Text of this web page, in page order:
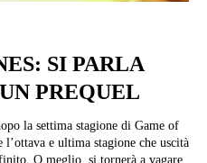
SI PARLA
PREQUEL
la settima stagione di Game of
l’ottava e ultima stagione che uscità
O meglio, si tornerà a vagare